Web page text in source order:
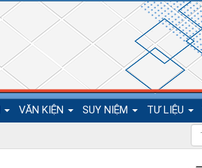
VĂN KIỆN SUY NIỆM TƯ LIỆU